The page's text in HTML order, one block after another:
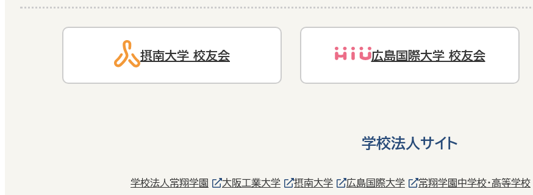
摂南大学 校友会 広島国際大学 校友会
学校法人サイト
学校法人常翔学園 大阪工業大学 摂南大学 広島国際大学 常翔学園中学校・高等学校